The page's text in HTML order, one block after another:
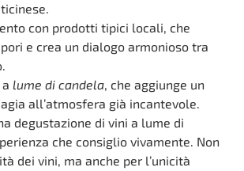
con prodotti tipici locali, che
e crea un dialogo armonioso tra
lume di candela, che aggiunge un
all’atmosfera già incantevole.
degustazione di vini a lume di
che consiglio vivamente. Non
dei vini, ma anche per l’unicità